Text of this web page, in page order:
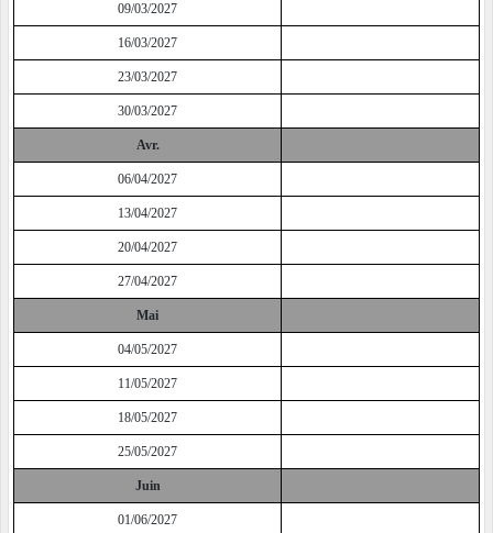
09/03/2027
16/03/2027
23/03/2027
30/03/2027
Avr.
06/04/2027
13/04/2027
20/04/2027
27/04/2027
Mai
04/05/2027
11/05/2027
18/05/2027
25/05/2027
Juin
01/06/2027